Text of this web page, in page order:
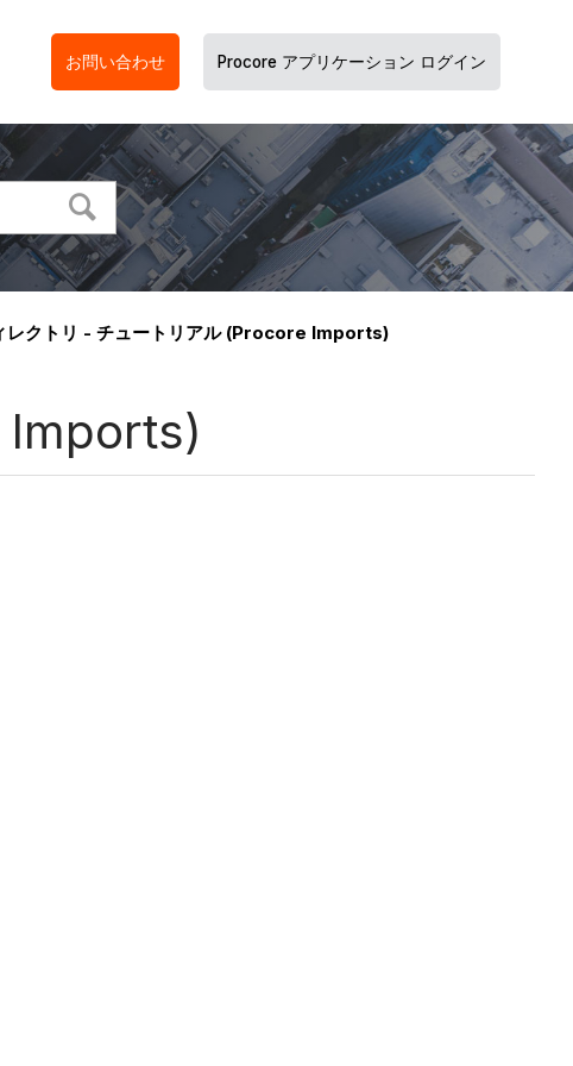
お問い合わせ Procore アプリケーション ログイン
レクトリ - チュートリアル (Procore Imports)
Imports)